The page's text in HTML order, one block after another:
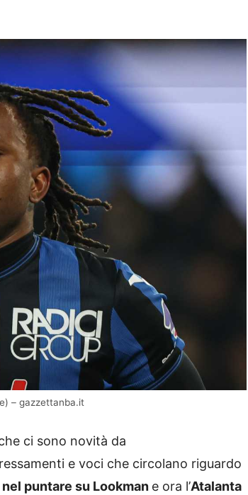
– gazzettanba.it
ci sono novità da
e voci che circolano riguardo
puntare su Lookman e ora l’Atalanta